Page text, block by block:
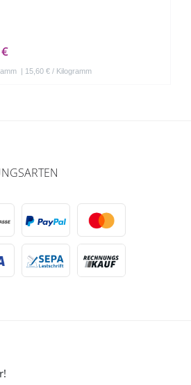
| 15,60 € / Kilogramm